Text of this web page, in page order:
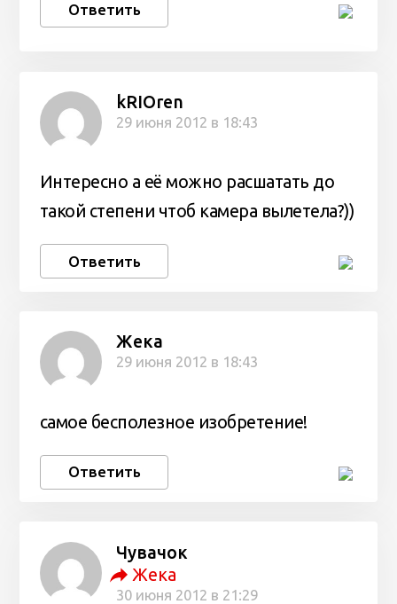
Ответить
kRIOren
29 июня 2012 в 18:43
Интересно а её можно расшатать до
такой степени чтоб камера вылетела?))
Ответить
Жека
29 июня 2012 в 18:43
самое бесполезное изобретение!
Ответить
Чувачок
Жека
30 июня 2012 в 21:29